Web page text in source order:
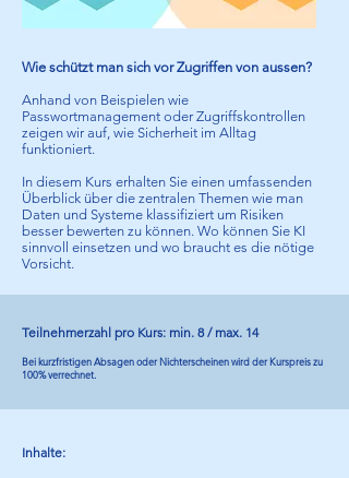
Wie schützt man sich vor Zugriffen von aussen?
Anhand von Beispielen wie
Passwortmanagement oder Zugriffskontrollen
zeigen wir auf, wie Sicherheit im Alltag
funktioniert.
In diesem Kurs erhalten Sie einen umfassenden
Überblick über die zentralen Themen wie man
Daten und Systeme klassifiziert um Risiken
besser bewerten zu können. Wo können Sie KI
sinnvoll einsetzen und wo braucht es die nötige
Vorsicht.
Teilnehmerzahl pro Kurs: min. 8 / max. 14
Bei kurzfristigen Absagen oder Nichterscheinen wird der Kurspreis zu
100% verrechnet.
Inhalte: